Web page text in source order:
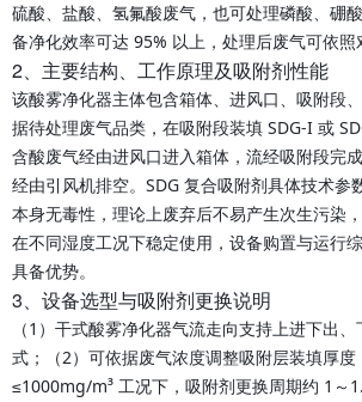
硫酸、盐酸、氢氟酸废气，也可处理磷酸、硼
备净化效率可达 95% 以上，处理后废气可依照
2、主要结构、工作原理及吸附剂性能
该酸雾净化器主体包含箱体、进风口、吸附段
据待处理废气品类，在吸附段装填 SDG-I 或
含酸废气经由进风口进入箱体，流经吸附段完
经由引风机排空。SDG 复合吸附剂具体技术参
本身无毒性，理论上废弃后不易产生次生污染
在不同湿度工况下稳定使用，设备购置与运行
具备优势。
3、设备选型与吸附剂更换说明
（1）干式酸雾净化器气流走向支持上进下出
式；（2）可依据废气浓度调整吸附层装填厚
≤1000mg/m³ 工况下，吸附剂更换周期约 1～